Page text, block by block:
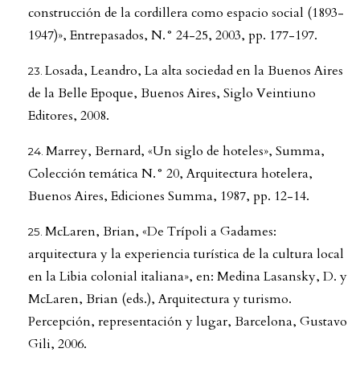
construcción de la cordillera como espacio social (1893-
1947)», Entrepasados, N.° 24-25, 2003, pp. 177-197.
Losada, Leandro, La alta sociedad en la Buenos Aires
de la Belle Epoque, Buenos Aires, Siglo Veintiuno
Editores, 2008.
Marrey, Bernard, «Un siglo de hoteles», Summa,
Colección temática N.° 20, Arquitectura hotelera,
Buenos Aires, Ediciones Summa, 1987, pp. 12-14.
McLaren, Brian, «De Trípoli a Gadames:
arquitectura y la experiencia turística de la cultura local
en la Libia colonial italiana», en: Medina Lasansky, D. y
McLaren, Brian (eds.), Arquitectura y turismo.
Percepción, representación y lugar, Barcelona, Gustavo
Gili, 2006.